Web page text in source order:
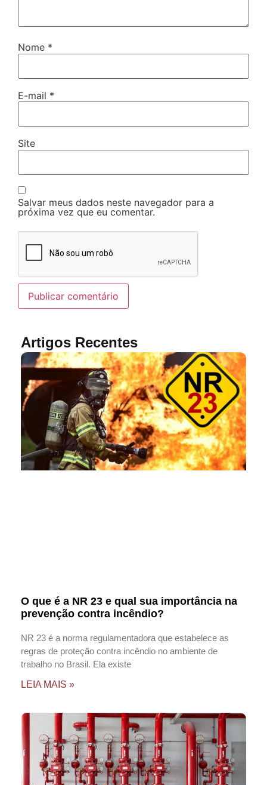
Nome *
E-mail *
Site
Salvar meus dados neste navegador para a
próxima vez que eu comentar.
Artigos Recentes
O que é a NR 23 e qual sua importância na
prevenção contra incêndio?
NR 23 é a norma regulamentadora que estabelece as
regras de proteção contra incêndio no ambiente de
trabalho no Brasil. Ela existe
LEIA MAIS »